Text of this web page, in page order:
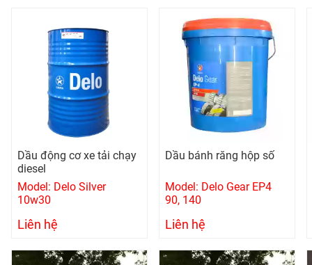
Dầu động cơ xe tải chạy
diesel
Model: Delo Silver
10w30
Liên hệ
Dầu bánh răng hộp số
Model: Delo Gear EP4
90, 140
Liên hệ